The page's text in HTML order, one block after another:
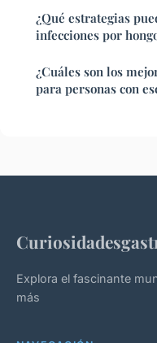
¿Qué estrategias
infecciones por
¿Cuáles son los
para personas con
Explora el fascinante
más